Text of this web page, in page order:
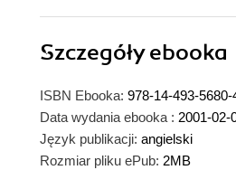
Szczegółyebooka
ISBN Ebooka: 978-14-493-
Data wydania ebooka : 2001-02-
Język publikacji: angielski
Rozmiar pliku ePub: 2MB